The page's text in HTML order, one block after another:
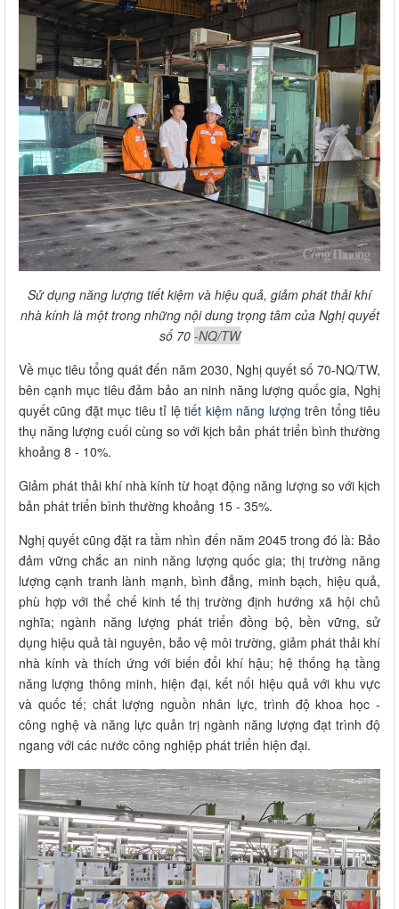
Sử dụng năng lượng tiết kiệm và hiệu quả, giảm phát thải khí
nhà kính là một trong những nội dung trọng tâm của Nghị quyết
số 70 -NQ/TW
Về mục tiêu tổng quát đến năm 2030, Nghị quyết số 70-NQ/TW,
bên cạnh mục tiêu đảm bảo an ninh năng lượng quốc gia, Nghị
quyết cũng đặt mục tiêu tỉ lệtiết kiệm năng lượng trên tổng tiêu
thụ năng lượng cuối cùng so với kịch bản phát triển bình thường
khoảng 8 - 10%.
Giảm phát thải khí nhà kính từ hoạt động năng lượng so với kịch
bản phát triển bình thường khoảng 15 - 35%.
Nghị quyết cũng đặt ra tầm nhìn đến năm 2045 trong đó là: Bảo
đảm vững chắc an ninh năng lượng quốc gia; thị trường năng
lượng cạnh tranh lành mạnh, bình đẳng, minh bạch, hiệu quả,
phù hợp với thể chế kinh tế thị trường định hướng xã hội chủ
nghĩa; ngành năng lượng phát triển đồng bộ, bền vững, sử
dụng hiệu quả tài nguyên, bảo vệ môi trường, giảm phát thải khí
nhà kính và thích ứng với biến đổi khí hậu; hệ thống hạ tầng
năng lượng thông minh, hiện đại, kết nối hiệu quả với khu vực
và quốc tế; chất lượng nguồn nhân lực, trình độ khoa học -
công nghệ và năng lực quản trị ngành năng lượng đạt trình độ
ngang với các nước công nghiệp phát triển hiện đại.